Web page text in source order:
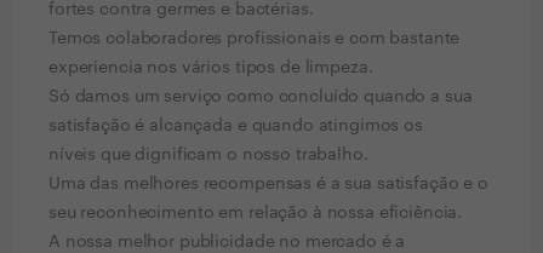
fortes contra germes e bactérias.
Temos colaboradores profissionais e com bastante
experiencia nos vários tipos de limpeza.
Só damos um serviço como concluído quando a sua
satisfação é alcançada e quando atingimos os
níveis que dignificam o nosso trabalho.
Uma das melhores recompensas é a sua satisfação e o
seu reconhecimento em relação à nossa eficiência.
A nossa melhor publicidade no mercado é a